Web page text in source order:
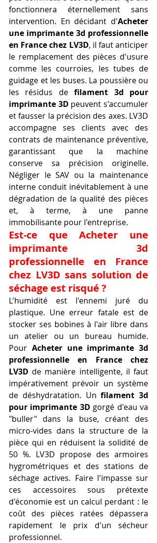
fonctionnera éternellement sans
intervention. En décidant d'Acheter
une imprimante 3d professionnelle
en France chez LV3D, il faut anticiper
le remplacement des pièces d'usure
comme les courroies, les tubes de
guidage et les buses. La poussière ou
les résidus de filament 3d pour
imprimante 3D peuvent s'accumuler
et fausser la précision des axes. LV3D
accompagne ses clients avec des
contrats de maintenance préventive,
garantissant que la machine
conserve sa précision originelle.
Négliger le SAV ou la maintenance
interne conduit inévitablement à une
dégradation de la qualité des pièces
et, à terme, à une panne
immobilisante pour l'entreprise.
Est-ce que Acheter une
imprimante 3d
professionnelle en France
chez LV3D sans solution de
séchage est risqué ?
L'humidité est l'ennemi juré du
plastique. Une erreur fatale est de
stocker ses bobines à l'air libre dans
un atelier ou un bureau humide.
Pour Acheter une imprimante 3d
professionnelle en France chez
LV3D de manière intelligente, il faut
impérativement prévoir un système
de déshydratation. Un filament 3d
pour imprimante 3D gorgé d'eau va
"buller" dans la buse, créant des
micro-vides dans la structure de la
pièce qui en réduisent la solidité de
50 %. LV3D propose des armoires
hygrométriques et des stations de
séchage actives. Faire l'impasse sur
ces accessoires sous prétexte
d'économie est un calcul perdant : le
coût des pièces ratées dépassera
rapidement le prix d'un sécheur
professionnel.